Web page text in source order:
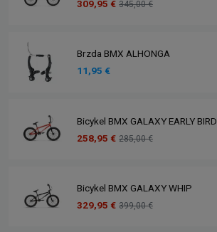
309,95 € 345,00 €
Brzda BMX ALHONGA
11,95 €
Bicykel BMX GALAXY EARLY BIRD
258,95 € 285,00 €
Bicykel BMX GALAXY WHIP
329,95 € 399,00 €